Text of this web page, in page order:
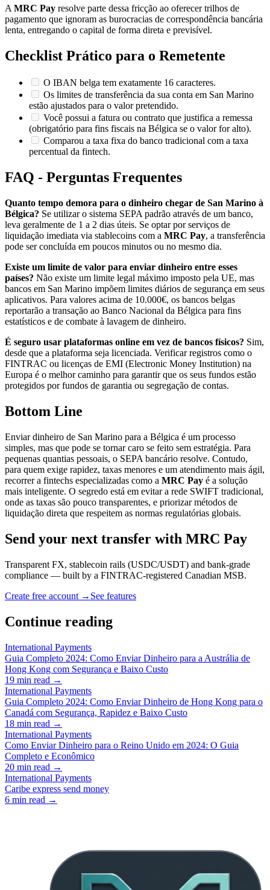
AMRC Pay resolve parte dessa fricção ao oferecer trilhos de
pagamento que ignoram as burocracias de correspondência bancária
lenta, entregando o capital de forma direta e previsível.
Checklist Prático para o Remetente
O IBAN belga tem exatamente 16 caracteres.
Os limites de transferência da sua conta em San Marino
estão ajustados para o valor pretendido.
Você possui a fatura ou contrato que justifica a remessa
(obrigatório para fins fiscais na Bélgica se o valor for alto).
Comparou a taxa fixa do banco tradicional com a taxa
percentual da fintech.
FAQ - Perguntas Frequentes
Quanto tempo demora para o dinheiro chegar de San Marino à
Bélgica? Se utilizar o sistema SEPA padrão através de um banco,
leva geralmente de 1 a 2 dias úteis. Se optar por serviços de
liquidação imediata via stablecoins com a MRC Pay, a transferência
pode ser concluída em poucos minutos ou no mesmo dia.
Existe um limite de valor para enviar dinheiro entre esses
países? Não existe um limite legal máximo imposto pela UE, mas
bancos em San Marino impõem limites diários de segurança em seus
aplicativos. Para valores acima de 10.000€, os bancos belgas
reportarão a transação ao Banco Nacional da Bélgica para fins
estatísticos e de combate à lavagem de dinheiro.
É seguro usar plataformas online em vez de bancos físicos? Sim,
desde que a plataforma seja licenciada. Verificar registros como o
FINTRAC ou licenças de EMI (Electronic Money Institution) na
Europa é o melhor caminho para garantir que os seus fundos estão
protegidos por fundos de garantia ou segregação de contas.
Bottom Line
Enviar dinheiro de San Marino para a Bélgica é um processo
simples, mas que pode se tornar caro se feito sem estratégia. Para
pequenas quantias pessoais, o SEPA bancário resolve. Contudo,
para quem exige rapidez, taxas menores e um atendimento mais ágil,
recorrer a fintechs especializadas como a MRC Pay é a solução
mais inteligente. O segredo está em evitar a rede SWIFT tradicional,
onde as taxas são pouco transparentes, e priorizar métodos de
liquidação direta que respeitem as normas regulatórias globais.
Send your next transfer with MRC Pay
Transparent FX, stablecoin rails (USDC/USDT) and bank-grade
compliance — built by a FINTRAC-registered Canadian MSB.
Create free account → See features
Continue reading
International Payments
Guia Completo 2024: Como Enviar Dinheiro para a Austrália de
Hong Kong com Segurança e Baixo Custo
19 min read →
International Payments
Guia Completo 2024: Como Enviar Dinheiro de Hong Kong para o
Canadá com Segurança, Rapidez e Baixo Custo
18 min read →
International Payments
Como Enviar Dinheiro para o Reino Unido em 2024: O Guia
Completo e Econômico
20 min read →
International Payments
Caribe express send money
6 min read →